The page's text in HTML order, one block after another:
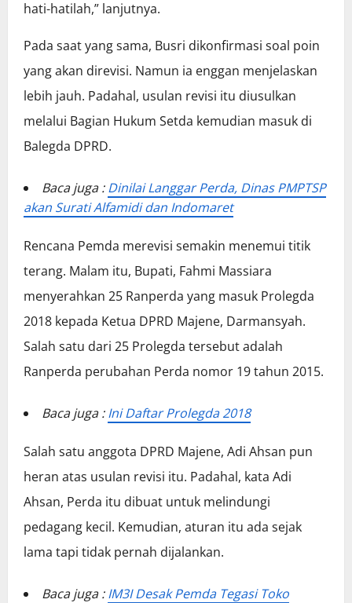
hati-hatilah,” lanjutnya.
Pada saat yang sama, Busri dikonfirmasi soal poin
yang akan direvisi. Namun ia enggan menjelaskan
lebih jauh. Padahal, usulan revisi itu diusulkan
melalui Bagian Hukum Setda kemudian masuk di
Balegda DPRD.
Baca juga :Dinilai Langgar Perda, Dinas PMPTSP
akan Surati Alfamidi dan Indomaret
Rencana Pemda merevisi semakin menemui titik
terang. Malam itu, Bupati, Fahmi Massiara
menyerahkan 25 Ranperda yang masuk Prolegda
2018 kepada Ketua DPRD Majene, Darmansyah.
Salah satu dari 25 Prolegda tersebut adalah
Ranperda perubahan Perda nomor 19 tahun 2015.
Baca juga :Ini Daftar Prolegda 2018
Salah satu anggota DPRD Majene, Adi Ahsan pun
heran atas usulan revisi itu. Padahal, kata Adi
Ahsan, Perda itu dibuat untuk melindungi
pedagang kecil. Kemudian, aturan itu ada sejak
lama tapi tidak pernah dijalankan.
Baca juga :IM3I Desak Pemda Tegasi Toko